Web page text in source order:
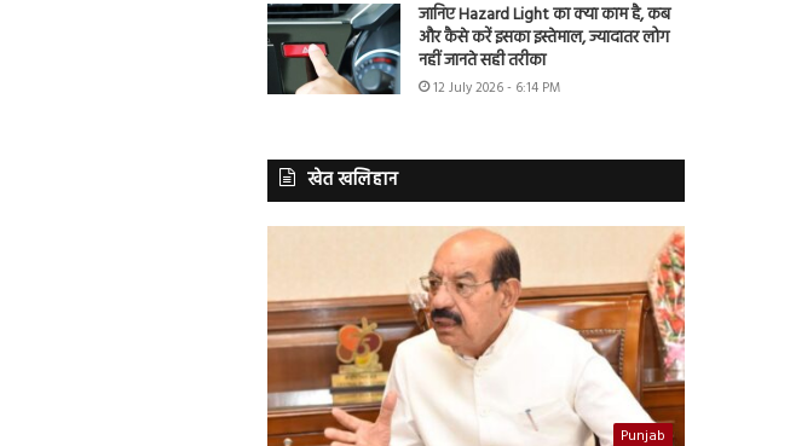
जानिए Hazard Light का क्या काम है, कब
और कैसे करें इसका इस्तेमाल, ज्यादातर लोग
नहीं जानते सही तरीका
12 July 2026 - 6:14 PM
खेत खलिहान
Punjab